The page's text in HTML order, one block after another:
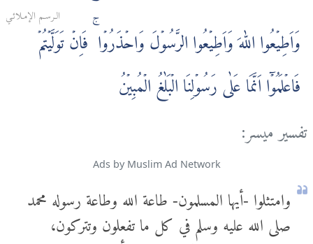
الـرسـم الإمـلائـي
وَاَطِيۡعُوا اللّٰهَ وَاَطِيۡعُوا الرَّسُوۡلَ وَاحۡذَرُوۡا‌ ۚ فَاِنۡ تَوَلَّيۡتُمۡ
فَاعۡلَمُوۡۤا اَنَّمَا عَلٰى رَسُوۡلِنَا الۡبَلٰغُ الۡمُبِيۡنُ
تفسير ميسر:
Ads by Muslim Ad Network
وامتثلوا -أيها المسلمون- طاعة الله وطاعة رسوله محمد
صلى الله عليه وسلم في كل ما تفعلون وتتركون،